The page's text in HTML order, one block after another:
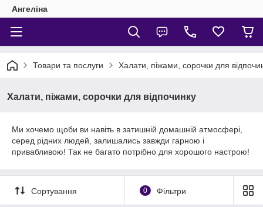
Ангеліна
Товари та послуги Халати, піжами, сорочки для
Халати, піжами, сорочки для відпочинку
Ми хочемо щоби ви навіть в затишній домашній атмосфері,
серед рідних людей, залишались завжди гарною і
привабливою! Так не багато потрібно для хорошого настрою!
Сортування 0 Фільтри